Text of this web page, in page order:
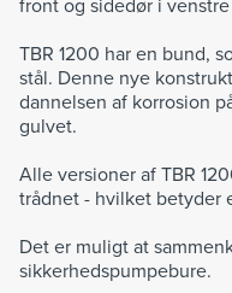
front og sidedør i
TBR 1200 har en bund,
stål. Denne nye
dannelsen af korrosion
gulvet.
Alle versioner af TBR
trådnet - hvilket betyder
Det er muligt at
sikkerhedspumpebure.